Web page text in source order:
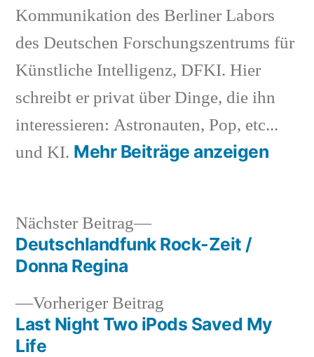
Kommunikation des Berliner Labors
des Deutschen Forschungszentrums für
Künstliche Intelligenz, DFKI. Hier
schreibt er privat über Dinge, die ihn
interessieren: Astronauten, Pop, etc...
und KI. Mehr Beiträge anzeigen
Beitragsnavigation
Vorheriger Beitrag
Beitrag:
Last Night Two iPods Saved My
Life
Nächster Beitrag
Nächster
Beitrag:
Deutschlandfunk Rock-Zeit /
Donna Regina